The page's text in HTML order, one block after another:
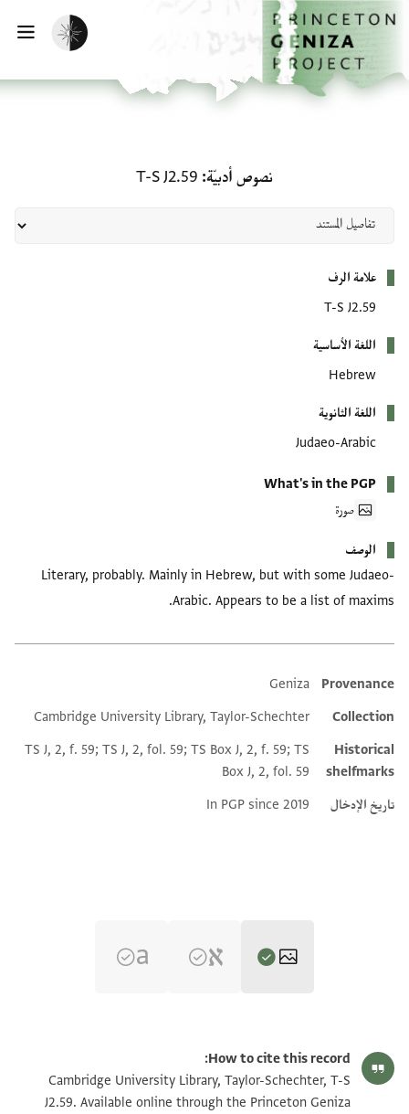
إلى المحتوى الرئيسي
الرئيسية
تفعيل الوضع المظلم
نصوص أدبيّة T-S J2.59
علامة الرف
T-S J2.59
اللغة الأساسية
Hebrew
اللغة الثانوية
Judaeo-Arabic
What's in the PGP
صورة
الوصف
Literary, probably. Mainly in Hebrew, but with some Judaeo-
Arabic. Appears to be a list of maxims.
Additional metadata
Provenance
Geniza
Collection
Cambridge University Library, Taylor-Schechter
Historical
shelfmarks
TS J, 2, f. 59; TS J, 2, fol. 59; TS Box J, 2, f. 59; TS
Box J, 2, fol. 59
تاريخ الإدخال
In PGP since 2019
T-S J2.59 1v تكبير و تدوير
How to cite this record:
Cambridge University Library, Taylor-Schechter, T-S
J2.59. Available online through the Princeton Geniza